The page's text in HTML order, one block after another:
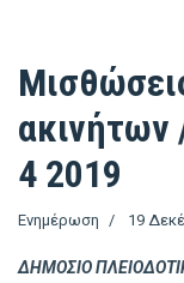
ακινήτων
4 2019
Ενημέρωση 19
ΔΗΜΟΣΙΟ